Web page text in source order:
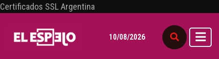
Certificados SSL Argentina
10/08/2026